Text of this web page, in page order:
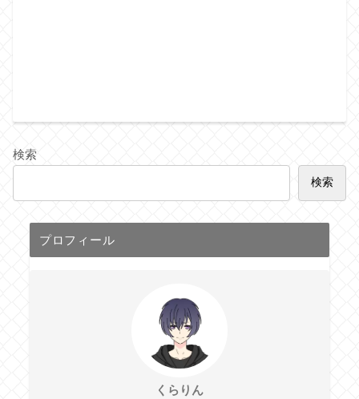
検索
検索
プロフィール
くらりん